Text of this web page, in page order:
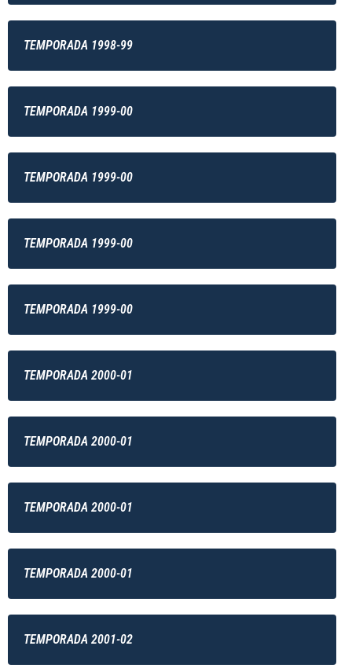
TEMPORADA 1998-99
TEMPORADA 1999-00
TEMPORADA 1999-00
TEMPORADA 1999-00
TEMPORADA 1999-00
TEMPORADA 2000-01
TEMPORADA 2000-01
TEMPORADA 2000-01
TEMPORADA 2000-01
TEMPORADA 2001-02